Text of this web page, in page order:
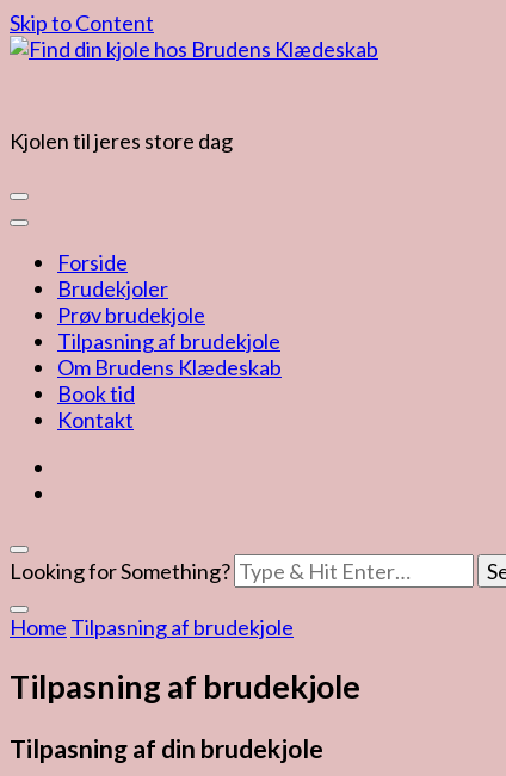
Skip to Content
Kjolen til jeres store dag
Forside
Brudekjoler
Prøv brudekjole
Tilpasning af brudekjole
Om Brudens Klædeskab
Book tid
Kontakt
Looking for Something?
Home Tilpasning af brudekjole
Tilpasning af brudekjole
Tilpasning af din brudekjole